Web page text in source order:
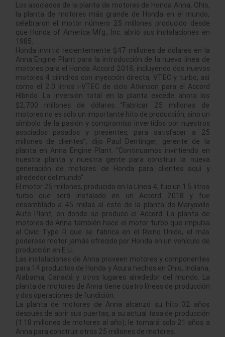
Los asociados de la planta de motores de Honda Anna, Ohio,
la planta de motores más grande de Honda en el mundo,
celebraron el motor número 25 millones producido desde
que Honda of America Mfg., Inc. abrió sus instalaciones en
1985.
Honda invirtió recientemente $47 millones de dólares en la
Anna Engine Plant para la introducción de la nueva línea de
motores para el Honda Accord 2018, incluyendo dos nuevos
motores 4 cilindros con inyección directa, VTEC y turbo, así
como el 2.0 litros i-VTEC de ciclo Atkinson para el Accord
Híbrido. La inversión total en la planta excede ahora los
$2,700 millones de dólares. “Fabricar 25 millones de
motores no es solo un importante hito de producción, sino un
símbolo de la pasión y compromiso invertidos por nuestros
asociados pasados y presentes, para satisfacer a 25
millones de clientes”, dijo Paul Dentinger, gerente de la
planta en Anna Engine Plant. “Continuamos invirtiendo en
nuestra planta y nuestra gente para construir la nueva
generación de motores de Honda para clientes aquí y
alrededor del mundo”.
El motor 25 millones, producido en la Línea 4, fue un 1.5 litros
turbo que será instalado en un Accord 2018 y fue
ensamblado a 45 millas al este de la planta de Marysville
Auto Plant, en donde se produce el Accord. La planta de
motores de Anna también hace el motor turbo que impulsa
al Civic Type R que se fabrica en el Reino Unido, el más
poderoso motor jamás ofrecido por Honda en un vehículo de
producción en E.U.
Las instalaciones de Anna proveen motores y componentes
para 14 productos de Honda y Acura hechos en Ohio, Indiana,
Alabama, Canadá y otros lugares alrededor del mundo. La
planta de motores de Anna tiene cuatro líneas de producción
y dos operaciones de fundición.
La planta de motores de Anna alcanzó su hito 32 años
después de abrir sus puertas, a su actual tasa de producción
(1.18 millones de motores al año); le tomará solo 21 años a
Anna para construir otros 25 millones de motores.